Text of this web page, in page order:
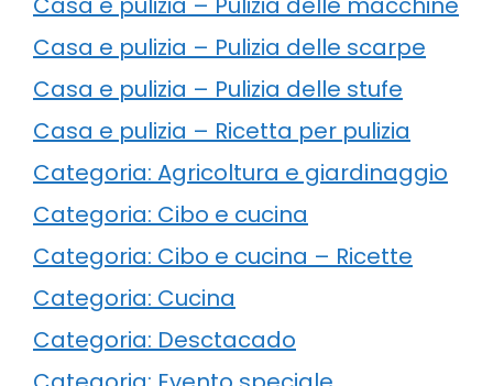
Casa e pulizia – Pulizia delle scarpe
Casa e pulizia – Pulizia delle stufe
Casa e pulizia – Ricetta per pulizia
Categoria: Agricoltura e giardinaggio
Categoria: Cibo e cucina
Categoria: Cibo e cucina – Ricette
Categoria: Cucina
Categoria: Desctacado